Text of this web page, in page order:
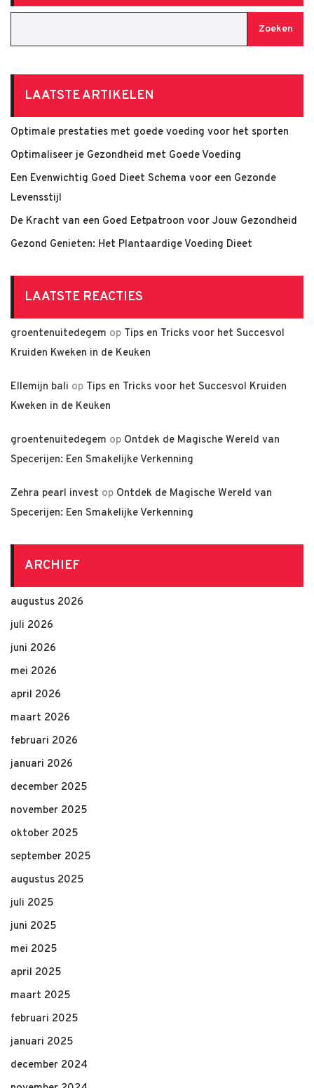
Zoeken
LAATSTE ARTIKELEN
Optimale prestaties met goede voeding voor het sporten
Optimaliseer je Gezondheid met Goede Voeding
Een Evenwichtig Goed Dieet Schema voor een Gezonde
Levensstijl
De Kracht van een Goed Eetpatroon voor Jouw Gezondheid
Gezond Genieten: Het Plantaardige Voeding Dieet
LAATSTE REACTIES
groentenuitedegem op Tips en Tricks voor het Succesvol
Kruiden Kweken in de Keuken
Ellemijn bali op Tips en Tricks voor het Succesvol Kruiden
Kweken in de Keuken
groentenuitedegem op Ontdek de Magische Wereld van
Specerijen: Een Smakelijke Verkenning
Zehra pearl invest op Ontdek de Magische Wereld van
Specerijen: Een Smakelijke Verkenning
ARCHIEF
augustus 2026
juli 2026
juni 2026
mei 2026
april 2026
maart 2026
februari 2026
januari 2026
december 2025
november 2025
oktober 2025
september 2025
augustus 2025
juli 2025
juni 2025
mei 2025
april 2025
maart 2025
februari 2025
januari 2025
december 2024